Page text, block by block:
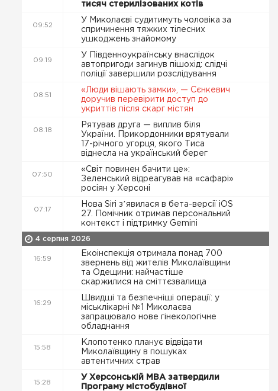
тисяч стерилізованих котів
09:52
У Миколаєві судитимуть чоловіка за
спричинення тяжких тілесних
ушкоджень знайомому
09:19
У Південноукраїнську внаслідок
автопригоди загинув пішохід: слідчі
поліції завершили розслідування
08:51
«Люди вішають замки», — Сєнкевич
доручив перевірити доступ до
укриттів після скарг містян
08:18
Рятував друга — виплив біля
України. Прикордонники врятували
17-річного угорця, якого Тиса
віднесла на український берег
07:50
«Світ повинен бачити це»:
Зеленський відреагував на «сафарі»
росіян у Херсоні
07:17
Нова Siri зʼявилася в бета-версії iOS
27. Помічник отримав персональний
контекст і підтримку Gemini
4 серпня 2026
16:59
Екоінспекція отримала понад 700
звернень від жителів Миколаївщини
та Одещини: найчастіше
скаржилися на сміттєзвалища
16:29
Швидші та безпечніші операції: у
міськлікарні №1 Миколаєва
запрацювало нове гінекологічне
обладнання
15:58
Клопотенко планує відвідати
Миколаївщину в пошуках
автентичних страв
15:28
У Херсонській МВА затвердили
Програму містобудівної